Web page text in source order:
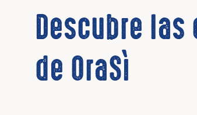
Descubre
de OraSì